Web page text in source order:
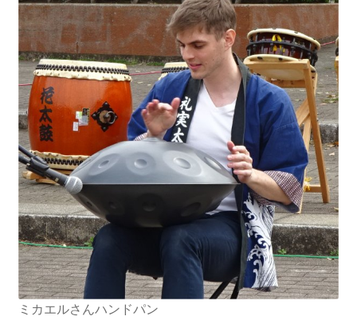
南海トラフ巨大地震でも原発は大丈夫と言う人々
2025.9.30 市民エネルギーと地域主権
2026.5.3 原発を止めた町
2026.5.6 テレビと原発報道の60年
2026.5.15 原発をとめた人びと
他サイト
問合せ・メルマガ
ミカエルさんハンドパン